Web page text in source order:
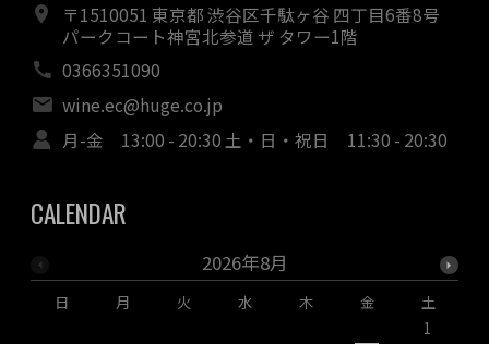
〒1510051 東京都 渋谷区千駄ヶ谷 四丁目6番8号
パークコート神宮北参道 ザ タワー1階
0366351090
wine.ec@huge.co.jp
月-金 13:00 - 20:30 土・日・祝日 11:30 - 20:30
CALENDAR
2026年8月
日 月 火 水 木 金
土
1